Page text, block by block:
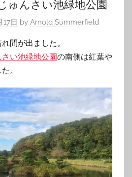
ゅんさい池緑地公園
17日 by Arnold Summerfield
間が出ました。
さい池緑地公園の南側は紅葉や
。